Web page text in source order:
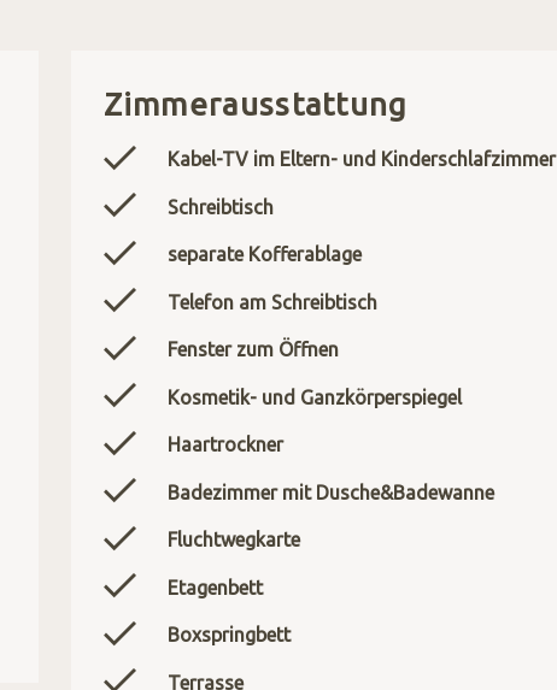
Zimmerausstattung
Kabel-TV im Eltern- und Kinderschlafzimmer
Schreibtisch
separate Kofferablage
Telefon am Schreibtisch
Fenster zum Öffnen
Kosmetik- und Ganzkörperspiegel
Haartrockner
Badezimmer mit Dusche&Badewanne
Fluchtwegkarte
Etagenbett
Boxspringbett
Terrasse